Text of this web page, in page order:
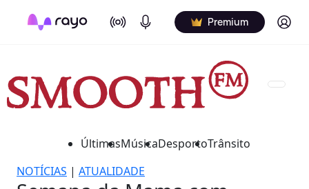
On Air Podcasts Premium Log in
ÚltimasMúsicaDesportoTrânsito
NOTÍCIAS | ATUALIDADE